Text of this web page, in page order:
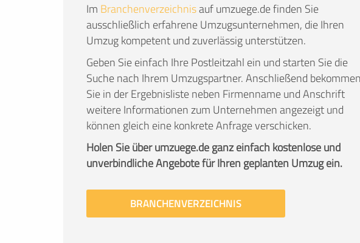
Im Branchenverzeichnisauf umzuege.de finden Sie
ausschließlich erfahrene Umzugsunternehmen, die Ihren
Umzug kompetent und zuverlässig unterstützen.
Geben Sie einfach Ihre Postleitzahl ein und starten Sie die
Suche nach Ihrem Umzugspartner. Anschließend bekommen
Sie in der Ergebnisliste neben Firmenname und Anschrift
weitere Informationen zum Unternehmen angezeigt und
können gleich eine konkrete Anfrage verschicken.
Holen Sie über umzuege.de ganz einfach kostenlose und
unverbindliche Angebote für Ihren geplanten Umzug ein.
BRANCHENVERZEICHNIS